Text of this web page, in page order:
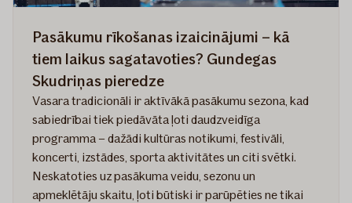
Pasākumu rīkošanas izaicinājumi – kā
tiem laikus sagatavoties? Gundegas
Skudriņas pieredze
Vasara tradicionāli ir aktīvākā pasākumu sezona, kad
sabiedrībai tiek piedāvāta ļoti daudzveidīga
programma – dažādi kultūras notikumi, festivāli,
koncerti, izstādes, sporta aktivitātes un citi svētki.
Neskatoties uz pasākuma veidu, sezonu un
apmeklētāju skaitu, ļoti būtiski ir parūpēties ne tikai